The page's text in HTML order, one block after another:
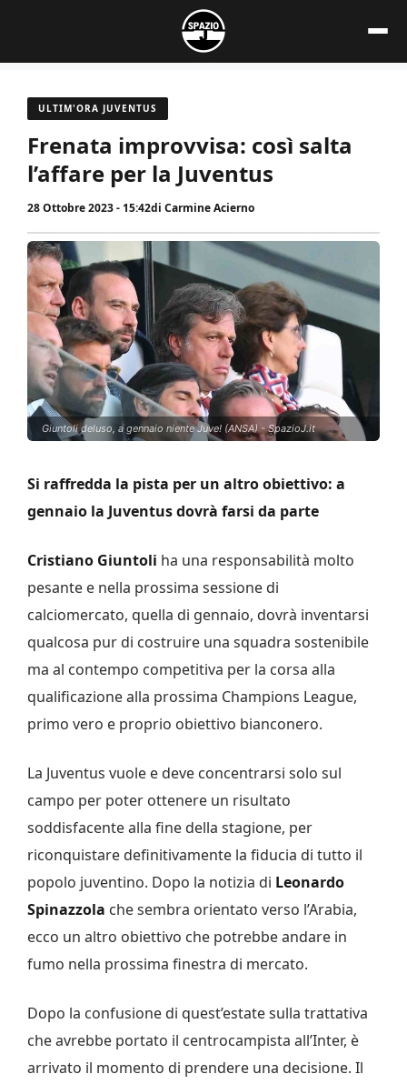
contenuto
ULTIM'ORA JUVENTUS
Frenata improvvisa: così salta
l’affare per la Juventus
28 Ottobre 2023 - 15:42di Carmine Acierno
Giuntoli deluso, a gennaio niente Juve! (ANSA) - SpazioJ.it
Si raffredda la pista per un altro obiettivo: a
gennaio la Juventus dovrà farsi da parte
Cristiano Giuntoli ha una responsabilità molto
pesante e nella prossima sessione di
calciomercato, quella di gennaio, dovrà inventarsi
qualcosa pur di costruire una squadra sostenibile
ma al contempo competitiva per la corsa alla
qualificazione alla prossima Champions League,
primo vero e proprio obiettivo bianconero.
La Juventus vuole e deve concentrarsi solo sul
campo per poter ottenere un risultato
soddisfacente alla fine della stagione, per
riconquistare definitivamente la fiducia di tutto il
popolo juventino. Dopo la notizia di Leonardo
Spinazzola che sembra orientato verso l’Arabia,
ecco un altro obiettivo che potrebbe andare in
fumo nella prossima finestra di mercato.
Dopo la confusione di quest’estate sulla trattativa
che avrebbe portato il centrocampista all’Inter, è
arrivato il momento di prendere una decisione. Il